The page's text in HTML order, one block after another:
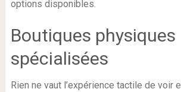
options disponibles.
Boutiques physiques
spécialisées
Rien ne vaut l’expérience tactile de voir